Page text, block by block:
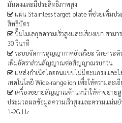
มั่นคงและมีประสิทธิภาพสูง
แผ่น Stainless target plate ที่ช่วยเพิ่มปร
สิทธิบัตร
ปั๊มโมเลกุลความเร็วสูงและเสียงเบา สา
30 วินาที
ระบบจัดการสุญญากาศอัจฉริยะ รักษาระ
เพิ่มอัตราส่วนสัญญาณต่อสัญญาณรบกวน
แหล่งกำเนิดไอออนแบบไม่มีตะแกรงและ
เทคโนโลยี Wide-range ion เพื่อให้ความละ
เครื่องขยายสัญญาณด้านหน้าให้ค่าขยาย
ประมวลผลข้อมูลความเร็วสูงและความแม่นย
1-2G Hz